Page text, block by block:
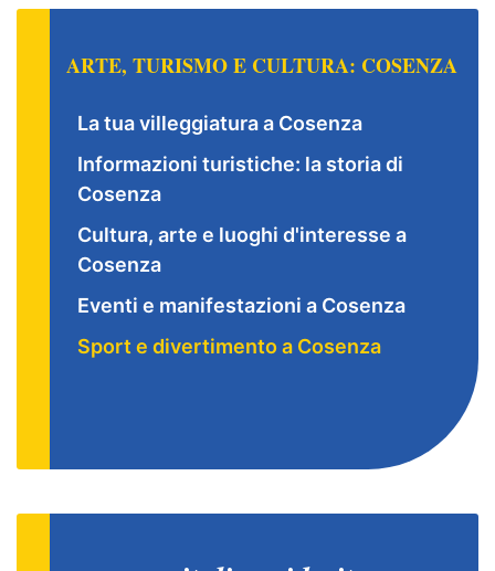
ARTE, TURISMO E CULTURA: COSENZA
La tua villeggiatura a Cosenza
Informazioni turistiche: la storia di
Cosenza
Cultura, arte e luoghi d'interesse a
Cosenza
Eventi e manifestazioni a Cosenza
Sport e divertimento a Cosenza